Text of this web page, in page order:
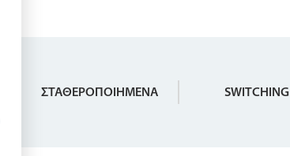
ΣΤΑΘΕΡΟΠΟΙΗΜΕΝΑ SWITCHING